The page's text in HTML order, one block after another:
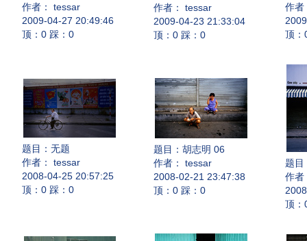
作者： tessar
2009-04-27 20:49:46
顶：0 踩：0
作者： tessar
2009-04-23 21:33:04
顶：0 踩：0
作者
顶：
题目： 无题
作者： tessar
2008-04-25 20:57:25
顶：0 踩：0
题目： 胡志明 06
作者： tessar
2008-02-21 23:47:38
顶：0 踩：0
题目
作者
顶：